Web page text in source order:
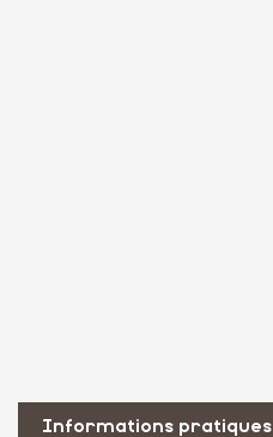
Informations pratiques